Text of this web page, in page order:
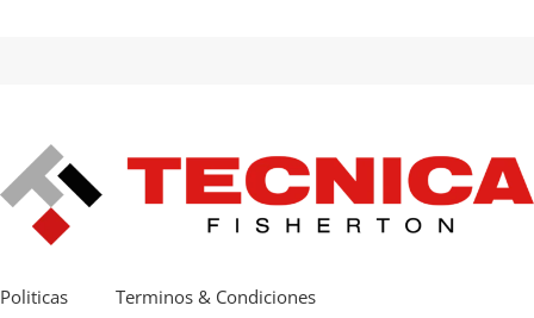
Politicas
Terminos & Condiciones